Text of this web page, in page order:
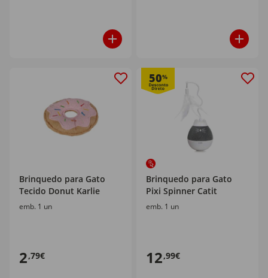
Brinquedo para Gato
Tecido Donut Karlie
emb. 1 un
2,79€
50%
Brinquedo para Gato
Pixi Spinner Catit
emb. 1 un
12,99€